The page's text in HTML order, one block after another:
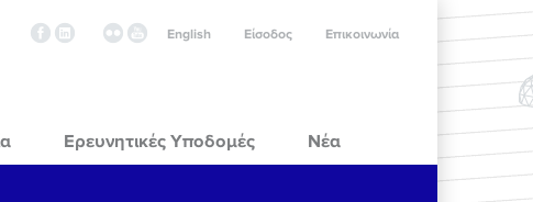
Επικοινωνία
Είσοδος
English
Ερευνητικές Υποδομές Νέα